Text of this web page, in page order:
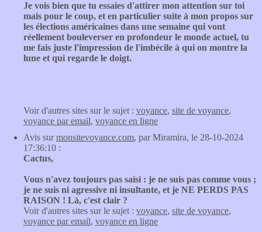
Je vois bien que tu essaies d'attirer mon attention sur toi
mais pour le coup, et en particulier suite à mon propos sur
les élections américaines dans une semaine qui vont
réellement bouleverser en profondeur le monde actuel, tu
me fais juste l'impression de l'imbécile à qui on montre la
lune et qui regarde le doigt.
Voir d'autres sites sur le sujet : voyance, site de voyance,
voyance par email, voyance en ligne
Avis surmonsitevoyance.com, par Miramira, le 28-10-2024
17:36:10 :
Cactus,
Vous n'avez toujours pas saisi : je ne suis pas comme vous ;
je ne suis ni agressive ni insultante, et je NE PERDS PAS
RAISON ! Là, c'est clair ?
Voir d'autres sites sur le sujet : voyance, site de voyance,
voyance par email, voyance en ligne